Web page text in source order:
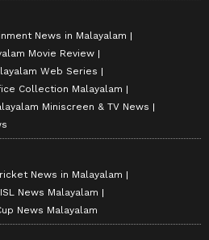
News in Malayalam
Movie Review
Web Series
Collection Malayalam
Miniscreen & TV News
News in Malayalam
ISL News Malayalam
News Malayalam